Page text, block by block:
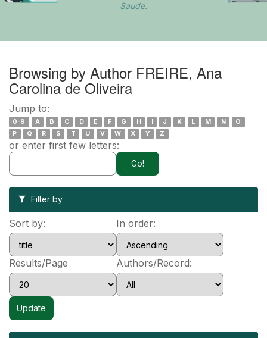
Saude.
Browsing by Author FREIRE, Ana
Carolina de Oliveira
Jump to:
0-9 A B C D E F G H I J K L M N
O
P
Q R S T U V W X Y Z
or enter first few letters:
Filter by
Sort by: In order:
Results/Page Authors/Record: